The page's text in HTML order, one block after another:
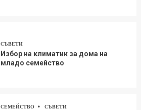
СЪВЕТИ
Избор на климатик за дома на
младо семейство
СЕМЕЙСТВО СЪВЕТИ